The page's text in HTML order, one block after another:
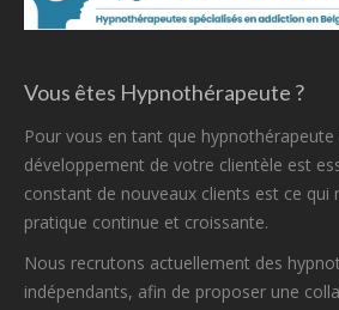
Vous êtes Hypnothérapeute ?
Pour vous en tant que hypnothérapeute
développement de votre clientèle est
constant de nouveaux clients est ce qui
pratique continue et croissante.
Nous recrutons actuellement des
indépendants, afin de proposer une